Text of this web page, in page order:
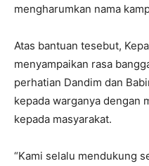
mengharumkan nama
Atas bantuan tesebut,
menyampaikan rasa
perhatian Dandim dan
kepada warganya dengan
kepada masyarakat.
“Kami selalu mendukung